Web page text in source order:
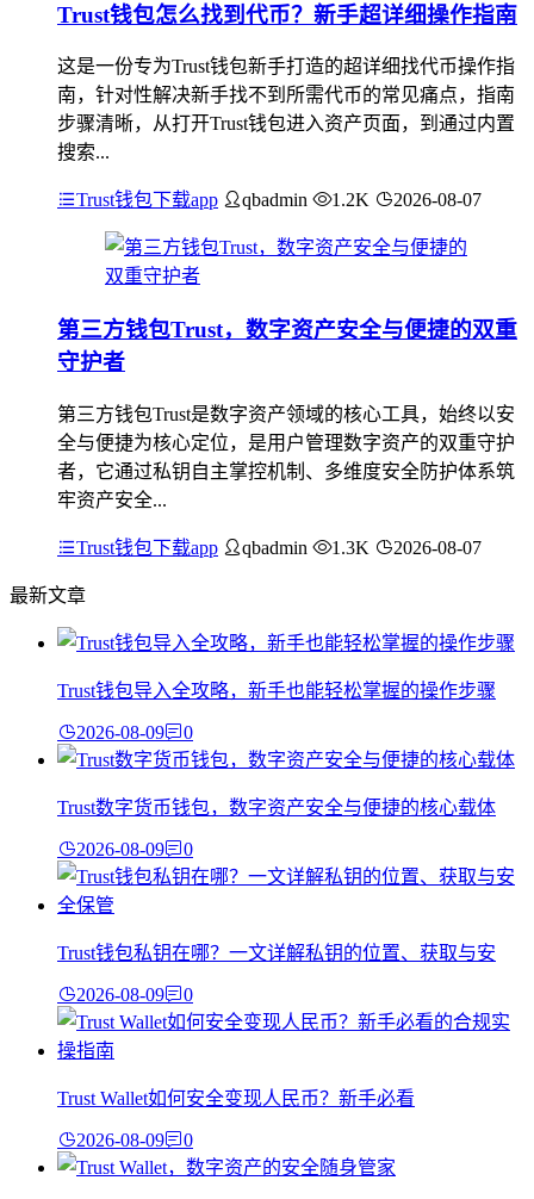
Trust钱包怎么找到代币？新手超详细操作指南
这是一份专为Trust钱包新手打造的超详细找代币操作指
南，针对性解决新手找不到所需代币的常见痛点，指南
步骤清晰，从打开Trust钱包进入资产页面，到通过内置
搜索...
Trust钱包下载app qbadmin 1.2K 2026-08-07
第三方钱包Trust，数字资产安全与便捷的双重
守护者
第三方钱包Trust是数字资产领域的核心工具，始终以安
全与便捷为核心定位，是用户管理数字资产的双重守护
者，它通过私钥自主掌控机制、多维度安全防护体系筑
牢资产安全...
Trust钱包下载app qbadmin 1.3K 2026-08-07
最新文章
Trust钱包导入全攻略，新手也能轻松掌握的操作步骤
2026-08-09 0
Trust数字货币钱包，数字资产安全与便捷的核心载体
2026-08-09 0
Trust钱包私钥在哪？一文详解私钥的位置、获取与安
2026-08-09 0
Trust Wallet如何安全变现人民币？新手必看
2026-08-09 0